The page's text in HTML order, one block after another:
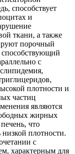
способствует
и
ткани, а также
порочный
с
плотности и
частиц
являются
жирных
что
плотности.
с
характерным для